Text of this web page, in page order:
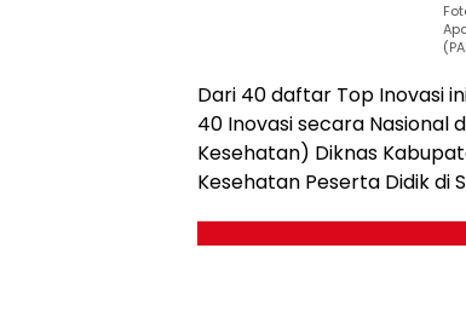
Dari 40 daftar Top Inovasi
40 Inovasi secara Nasional
Kesehatan) Diknas
Kesehatan Peserta Didik di